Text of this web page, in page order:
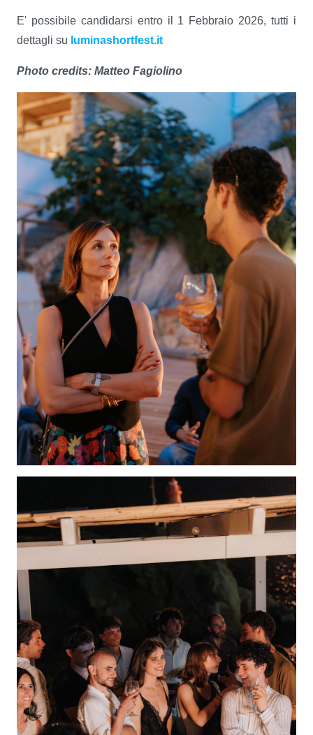
E' possibile candidarsi entro il 1 Febbraio 2026, tutti i
dettagli su luminashortfest.it
Photo credits: Matteo Fagiolino